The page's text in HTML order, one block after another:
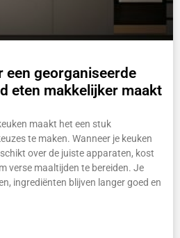
een georganiseerde
eten makkelijker maakt
maakt het een stuk
te maken. Wanneer je keuken
over de juiste apparaten, kost
verse maaltijden te bereiden. Je
ingrediënten blijven langer goed en